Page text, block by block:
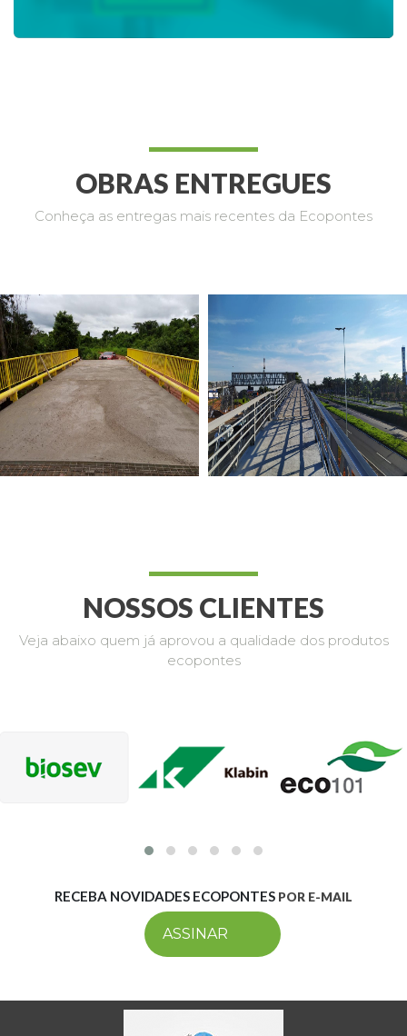
OBRAS ENTREGUES
Conheça as entregas mais recentes da Ecopontes
NOSSOS CLIENTES
Veja abaixo quem já aprovou a qualidade dos produtos
ecopontes
RECEBA NOVIDADES ECOPONTES POR E-MAIL
ASSINAR